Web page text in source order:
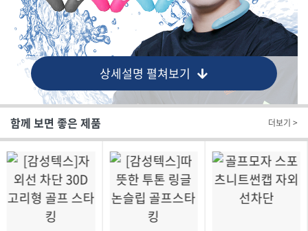
상세설명 펼쳐보기
함께 보면 좋은 제품 더보기 >